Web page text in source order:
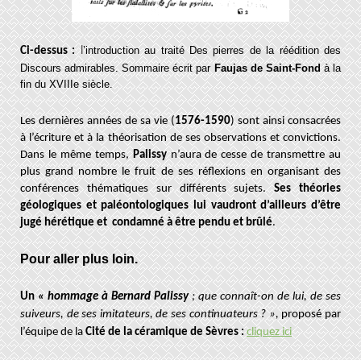
Ci-dessus :l’introduction au traité Des pierres de la réédition des
Discours admirables. Sommaire écritparFaujas de Saint-Fondà la
fin du XVIIIe siècle.
Les dernières années de sa vie (1576-1590) sont ainsi consacrées
à l’écriture et à la théorisation de ses observations et convictions.
Dans le même temps,Palissyn’aura de cesse de transmettre au
plus grand nombre le fruit de ses réflexions en organisant des
conférences thématiques sur différents sujets.Ses théories
géologiques et paléontologiques lui vaudront d’ailleurs d’être
jugé hérétique et condamné à être pendu et brûlé.
Pour aller plus loin.
Un « hommage à Bernard Palissy; que connaît-on de lui, de ses
suiveurs, de ses imitateurs, de ses continuateurs ? »,proposé par
l’équipe de laCité de la céramique de Sèvres : cliquez ici